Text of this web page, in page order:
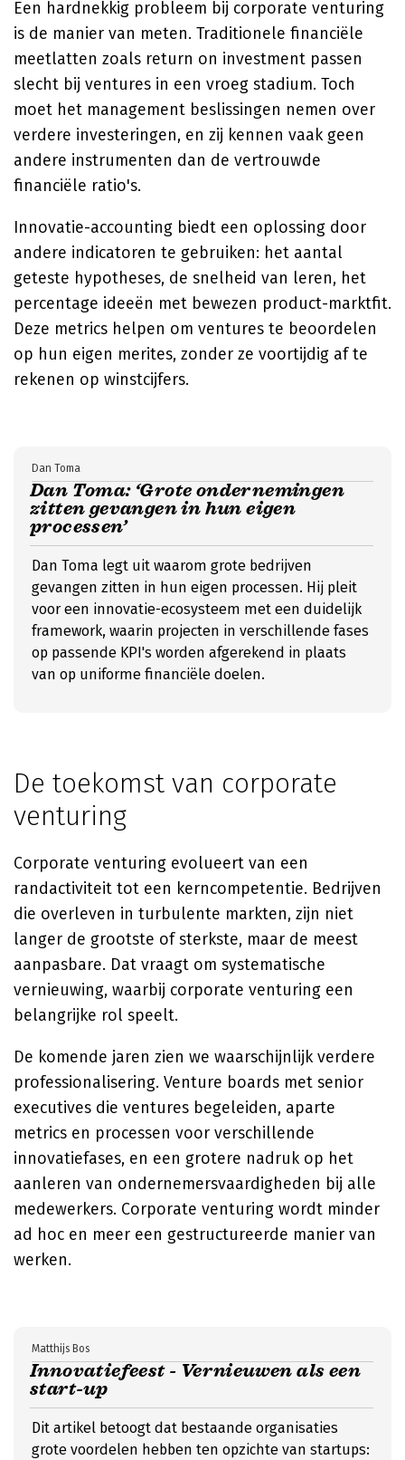
Een hardnekkig probleem bij corporate venturing
is de manier van meten. Traditionele financiële
meetlatten zoals return on investment passen
slecht bij ventures in een vroeg stadium. Toch
moet het management beslissingen nemen over
verdere investeringen, en zij kennen vaak geen
andere instrumenten dan de vertrouwde
financiële ratio's.
Innovatie-accounting biedt een oplossing door
andere indicatoren te gebruiken: het aantal
geteste hypotheses, de snelheid van leren, het
percentage ideeën met bewezen product-marktfit.
Deze metrics helpen om ventures te beoordelen
op hun eigen merites, zonder ze voortijdig af te
rekenen op winstcijfers.
Dan Toma: ‘Grote ondernemingen
zitten gevangen in hun eigen
processen’
Dan Toma
Dan Toma legt uit waarom grote bedrijven
gevangen zitten in hun eigen processen. Hij pleit
voor een innovatie-ecosysteem met een duidelijk
framework, waarin projecten in verschillende fases
op passende KPI's worden afgerekend in plaats
van op uniforme financiële doelen.
De toekomst van corporate
venturing
Corporate venturing evolueert van een
randactiviteit tot een kerncompetentie. Bedrijven
die overleven in turbulente markten, zijn niet
langer de grootste of sterkste, maar de meest
aanpasbare. Dat vraagt om systematische
vernieuwing, waarbij corporate venturing een
belangrijke rol speelt.
De komende jaren zien we waarschijnlijk verdere
professionalisering. Venture boards met senior
executives die ventures begeleiden, aparte
metrics en processen voor verschillende
innovatiefases, en een grotere nadruk op het
aanleren van ondernemersvaardigheden bij alle
medewerkers. Corporate venturing wordt minder
ad hoc en meer een gestructureerde manier van
werken.
Innovatiefeest - Vernieuwen als een
start-up
Matthijs Bos
Dit artikel betoogt dat bestaande organisaties
grote voordelen hebben ten opzichte van startups: